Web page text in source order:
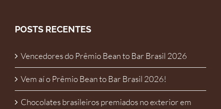
POSTS RECENTES
Vencedores do Prêmio Bean to Bar Brasil 2026
Vem aí o Prêmio Bean to Bar Brasil 2026!
Chocolates brasileiros premiados no exterior em